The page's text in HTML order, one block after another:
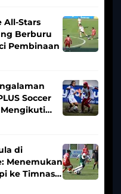
All-Stars
Berburu
Pembinaan
Soccer
Mengikuti
di
Menemukan
ke Timnas